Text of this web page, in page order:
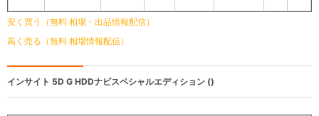
安く買う（無料 相場・出品情報配信）
高く売る（無料 相場情報配信）
インサイト 5D G HDDナビスペシャルエディション ()